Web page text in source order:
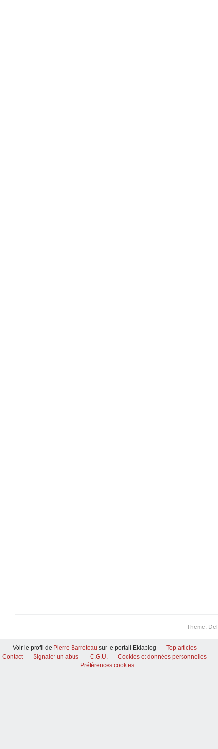
Theme:
Voir le profil de Pierre Barreteau sur le portail Eklablog
Top articles
Contact
Signaler un abus C.G.U.
Cookies et données personnelles
Préférences cookies